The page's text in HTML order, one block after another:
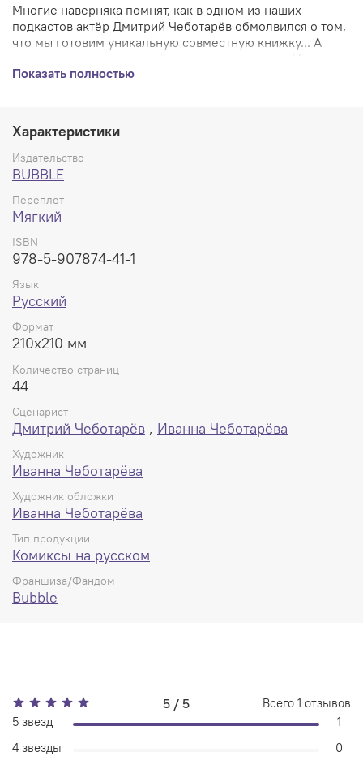
Многие наверняка помнят, как в одном из наших
подкастов актёр Дмитрий Чеботарёв обмолвился о том,
что мы готовим уникальную совместную книжку... А
когда была совсем маленькой!
красочные иллюстрации от Иванны, которые никого не
оставят равнодушными — ведь такие добрые и
искренние истории мог написать только ребёнок 💔
Показать полностью
Характеристики
Издательство
BUBBLE
Переплет
Мягкий
ISBN
978-5-907874-41-1
Язык
Русский
Формат
210х210 мм
Количество страниц
44
Сценарист
Дмитрий Чеботарёв , Иванна Чеботарёва
Художник
Иванна Чеботарёва
Художник обложки
Иванна Чеботарёва
Тип продукции
Комиксы на русском
Франшиза/Фандом
Bubble
5 / 5 Всего 1 отзывов
5 звезд
1
4 звезды
0